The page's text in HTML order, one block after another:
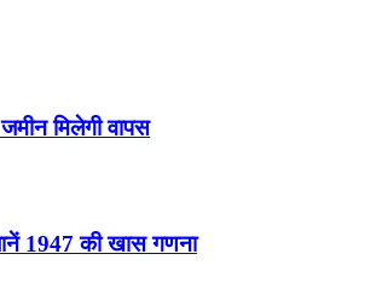
मिलेगी वापस
1947 की खास गणना